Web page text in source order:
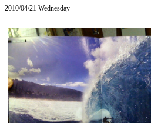
2010/04/21 Wednesday